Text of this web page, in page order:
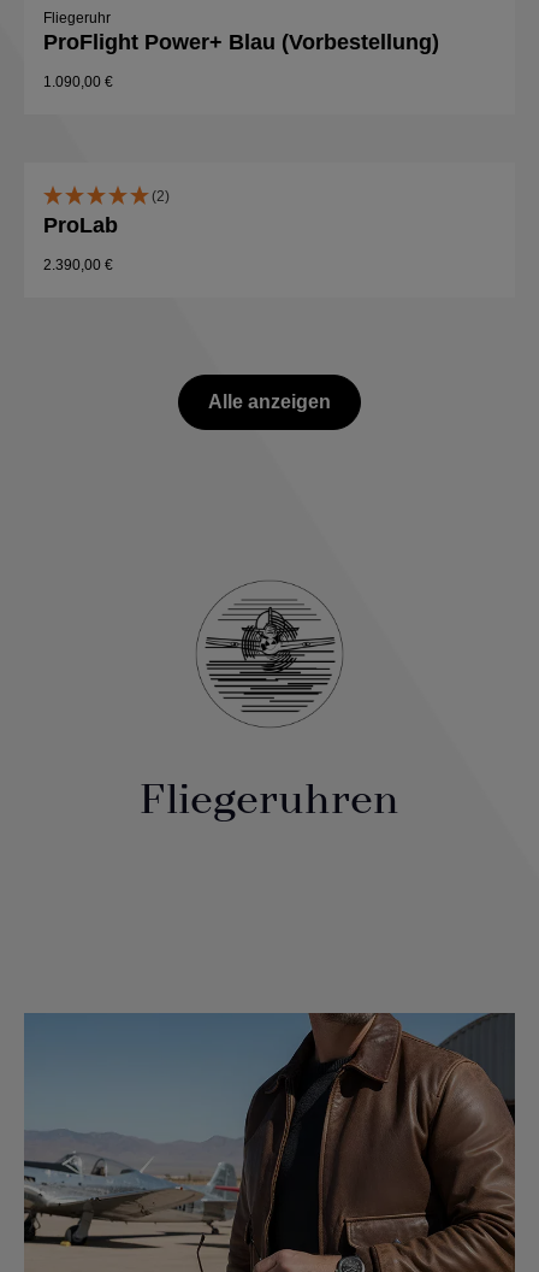
Fliegeruhr
ProFlight Power+ Blau (Vorbestellung)
1.090,00 €
(2)
ProLab
2.390,00 €
Alle anzeigen
Fliegeruhren